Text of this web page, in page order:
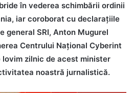
în vederea schimbării ordinii
iar coroborat cu declarațiile
general SRI, Anton Mugurel
Centrului Naţional Cyberint
zilnic de acest minister
noastră jurnalistică.